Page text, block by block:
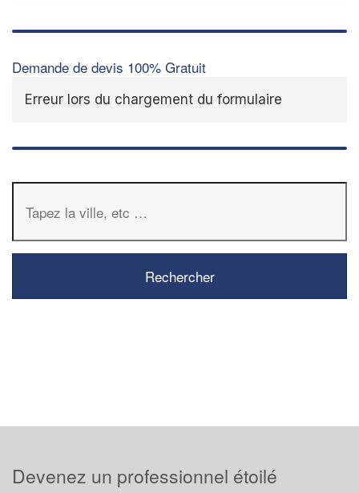
Demande de devis 100% Gratuit
Erreur lors du chargement du formulaire
Devenez un professionnel étoilé